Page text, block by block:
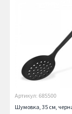
Артикул: 685500
Шумовка, 35 см,